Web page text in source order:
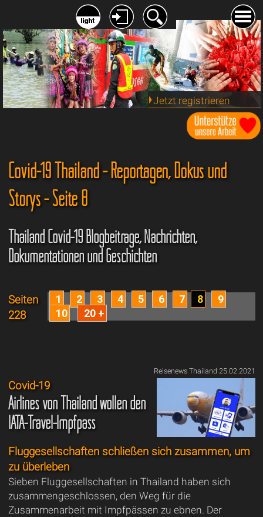
Jetzt registrieren
Covid-19 Thailand - Reportagen, Dokus und
Storys - Seite 8
Thailand Covid-19 Blogbeiträge, Nachrichten,
Dokumentationen und Geschichten
Seiten
228
1 2 3 4 5 6 7 8
9
10
20 +
Reisenews Thailand 25.02.2021
Covid-19
Airlines von Thailand wollen den
IATA-Travel-Impfpass
Fluggesellschaften schließen sich zusammen, um
zu überleben
Sieben Fluggesellschaften in Thailand haben sich
zusammengeschlossen, den Weg für die
Zusammenarbeit mit Impfpässen zu ebnen. Der